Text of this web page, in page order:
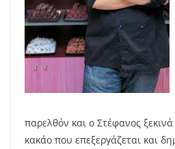
παρελθόν και ο Στέφανος
κακάο που επεξεργάζεται και